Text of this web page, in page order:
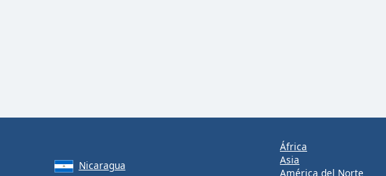
Nicaragua
África
Asia
América del Norte